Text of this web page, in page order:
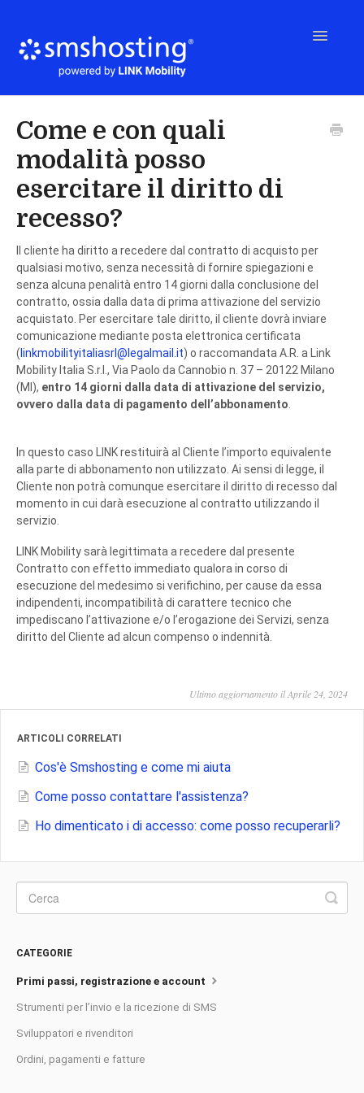
Toggle
Come usare Smshosting
Rivenditori
FAQ
Come e con quali
modalità posso
esercitare il diritto di
recesso?
Il cliente ha diritto a recedere dal contratto di acquisto per
qualsiasi motivo, senza necessità di fornire spiegazioni e
senza alcuna penalità entro 14 giorni dalla conclusione del
contratto, ossia dalla data di prima attivazione del servizio
acquistato. Per esercitare tale diritto, il cliente dovrà inviare
comunicazione mediante posta elettronica certificata
( linkmobilityitaliasrl@legalmail.it) o raccomandata A.R. a Link
Mobility Italia S.r.l., Via Paolo da Cannobio n. 37 – 20122 Milano
(MI), entro 14 giorni dalla data di attivazione del servizio,
ovvero dalla data di pagamento dell’abbonamento.
In questo caso LINK restituirà al Cliente l’importo equivalente
alla parte di abbonamento non utilizzato. Ai sensi di legge, il
Cliente non potrà comunque esercitare il diritto di recesso dal
momento in cui darà esecuzione al contratto utilizzando il
servizio.
LINK Mobility sarà legittimata a recedere dal presente
Contratto con effetto immediato qualora in corso di
esecuzione del medesimo si verifichino, per cause da essa
indipendenti, incompatibilità di carattere tecnico che
impediscano l’attivazione e/o l’erogazione dei Servizi, senza
diritto del Cliente ad alcun compenso o indennità.
Ultimo aggiornamento il Aprile 24, 2024
ARTICOLI CORRELATI
Cos'è Smshosting e come mi aiuta
Come posso contattare l'assistenza?
Ho dimenticato i di accesso: come posso recuperarli?
CATEGORIE
Primi passi, registrazione e account
Strumenti per l’invio e la ricezione di SMS
Sviluppatori e rivenditori
Ordini, pagamenti e fatture